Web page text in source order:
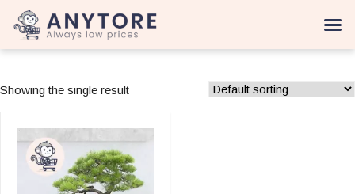
Showing the single result